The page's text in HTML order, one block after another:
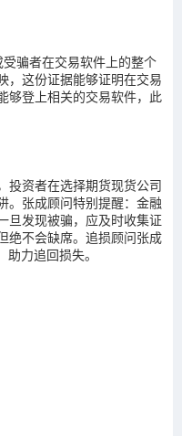
骗者在交易软件上的整个
，这份证据能够证明在交易
够登上相关的交易软件，此
资者在选择期货现货公司
。张成顾问特别提醒：金融
旦发现被骗，应及时收集证
绝不会缺席。追损顾问张成
力追回损失。